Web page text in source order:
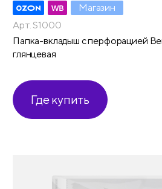
Магазин
Арт. S1000
Папка-вкладыш с перфорацией
глянцевая
Где купить